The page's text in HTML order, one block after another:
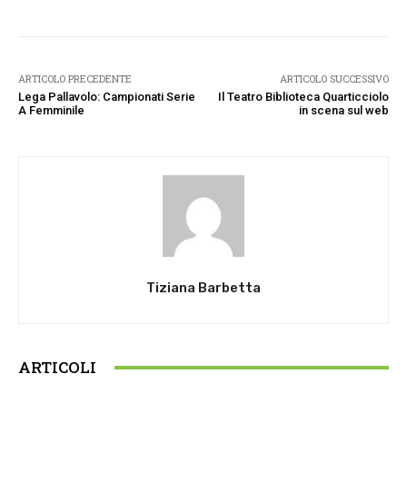
ARTICOLO PRECEDENTE
Lega Pallavolo: Campionati Serie
A Femminile
ARTICOLO SUCCESSIVO
Il Teatro Biblioteca Quarticciolo
in scena sul web
Tiziana Barbetta
ARTICOLI